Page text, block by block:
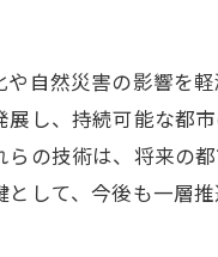
自然災害の影響を
し、持続可能な都
の技術は、将来の
して、今後も一層推